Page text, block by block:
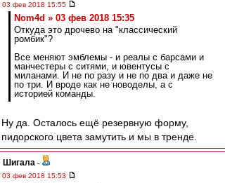
03 фев 2018 15:55
Nom4d » 03 фев 2018 15:35
Откуда это дрочево на "классический
ромбик"?
Все меняют эмблемы - и реалы с барсами и
манчестеры с ситями, и ювентусы с
миланами. И не по разу и не по два и даже не
по три. И вроде как не новоделы, а с
историей команды.
Ну да. Осталось ещё резервную форму,
пидорского цвета замутить и мы в тренде.
Шигала -
03 фев 2018 15:53